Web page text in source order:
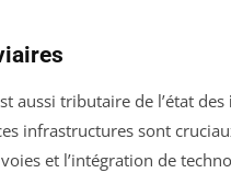
aussi tributaire de l’état des
infrastructures sont
et l’intégration de